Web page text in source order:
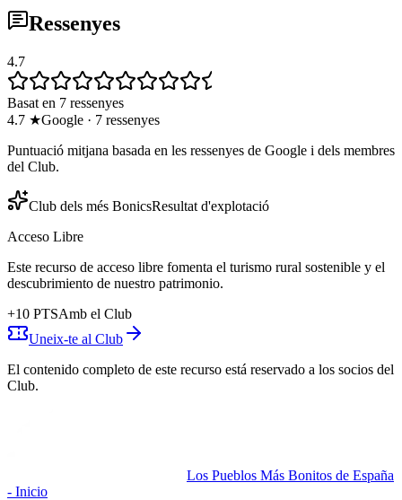
Ressenyes
4.7
Basat en 7 ressenyes
4.7 ★Google · 7 ressenyes
Puntuació mitjana basada en les ressenyes de Google i dels membres
del Club.
Club dels més BonicsResultat d'explotació
Acceso Libre
Este recurso de acceso libre fomenta el turismo rural sostenible y el
descubrimiento de nuestro patrimonio.
+10 PTSAmb el Club
Uneix-te al Club
El contenido completo de este recurso está reservado a los socios del
Club.
Los Pueblos Más Bonitos de España
- Inicio